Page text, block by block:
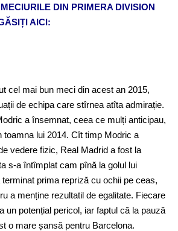
DIN PRIMERA DIVISION
AICI:
cel mai bun meci din acest an 2015,
de echipa care stîrnea atîta admirație.
a însemnat, ceea ce mulți anticipau,
toamna lui 2014. Cît timp Modric a
vedere fizic, Real Madrid a fost la
s-a întîmplat cam pînă la golul lui
prima repriză cu ochii pe ceas,
a menține rezultatil de egalitate. Fiecare
un potențial pericol, iar faptul că la pauză
o mare șansă pentru Barcelona.